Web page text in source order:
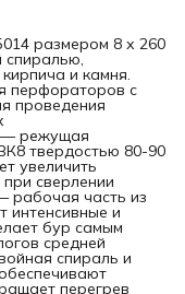
размером 8 х 260
спиралью,
и камня.
перфораторов с
проведения
— режущая
твердостью 80-90
увеличить
сверлении
рабочая часть из
интенсивные и
бур самым
средней
спираль и
перегрев